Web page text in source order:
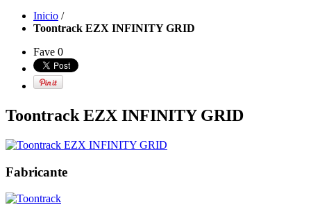
Inicio /
Toontrack EZX INFINITY GRID
Fave 0
Toontrack EZX INFINITY GRID
Fabricante